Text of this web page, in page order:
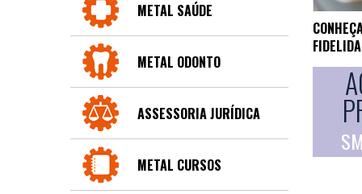
METAL SAÚDE
METAL ODONTO
ASSESSORIA JURÍDICA
METAL CURSOS